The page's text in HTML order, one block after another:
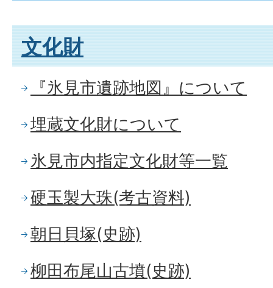
文化財
『氷見市遺跡地図』について
埋蔵文化財について
氷見市内指定文化財等一覧
硬玉製大珠(考古資料)
朝日貝塚(史跡)
柳田布尾山古墳(史跡)